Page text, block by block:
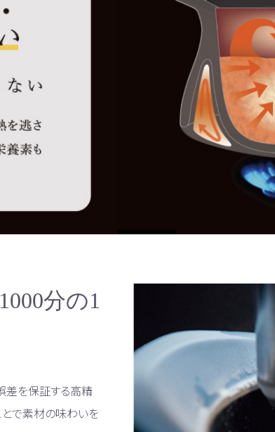
分の1
を保証する高精
とで素材の味わいを